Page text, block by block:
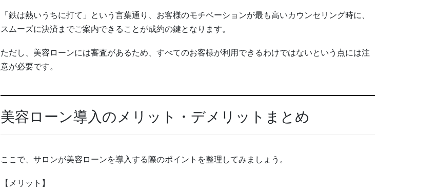
「鉄は熱いうちに打て」という言葉通り、お客様のモチベーションが最も高いカウンセリング時に、
スムーズに決済までご案内できることが成約の鍵となります。
ただし、美容ローンには審査があるため、すべてのお客様が利用できるわけではないという点には注
意が必要です。
美容ローン導入のメリット・デメリットまとめ
ここで、サロンが美容ローンを導入する際のポイントを整理してみましょう。
【メリット】